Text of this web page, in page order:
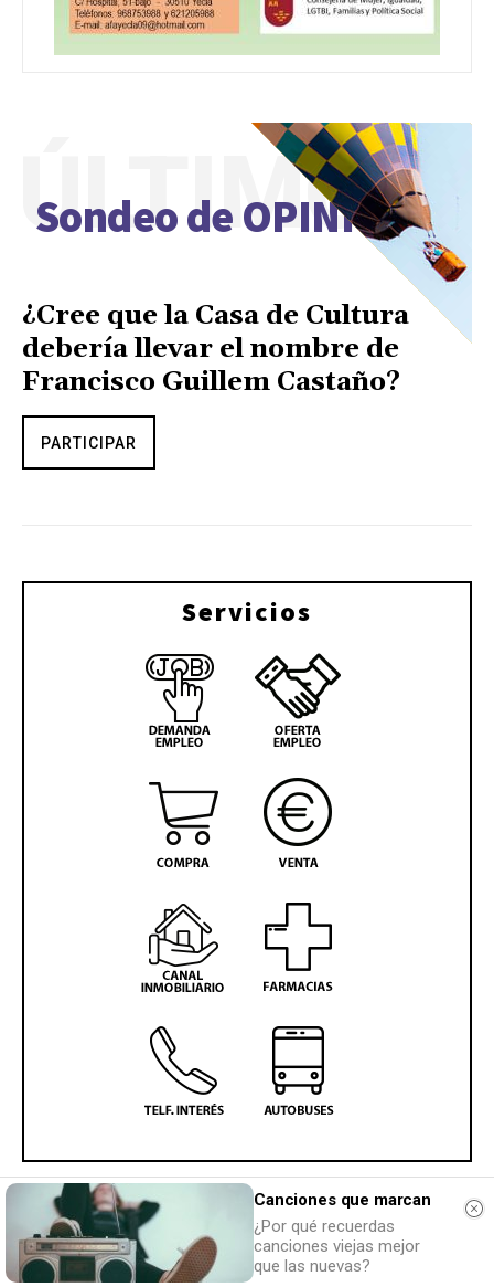
Sondeo de OPINIÓN
ÚLTIMO
¿Cree que la Casa de Cultura
debería llevar el nombre de
Francisco Guillem Castaño?
PARTICIPAR
Servicios
Canciones que marcan
¿Por qué recuerdas
canciones viejas mejor
que las nuevas?